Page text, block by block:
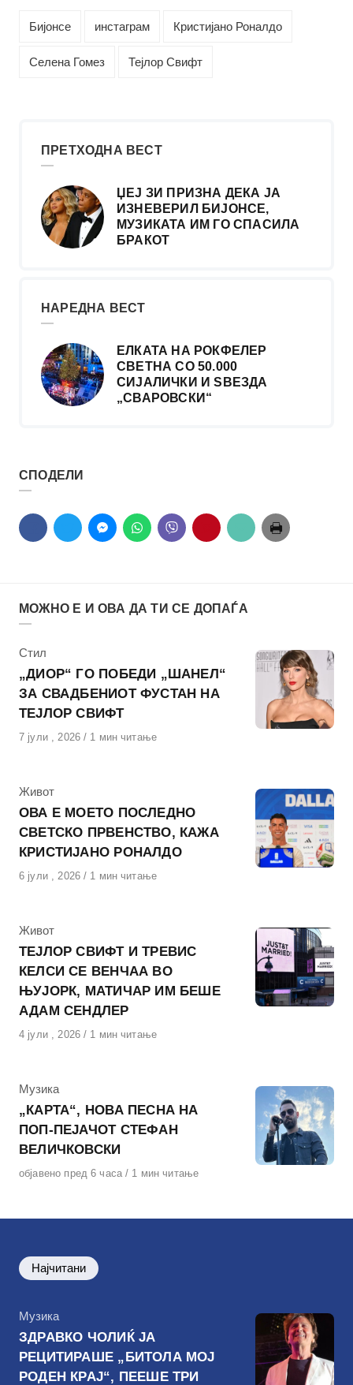
Бијонсе инстаграм Кристијано Роналдо
Селена Гомез Тејлор Свифт
ПРЕТХОДНА ВЕСТ
ЏЕЈ ЗИ ПРИЗНА ДЕКА ЈА
ИЗНЕВЕРИЛ БИЈОНСЕ,
МУЗИКАТА ИМ ГО СПАСИЛА
БРАКОТ
НАРЕДНА ВЕСТ
ЕЛКАТА НА РОКФЕЛЕР
СВЕТНА СО 50.000
СИЈАЛИЧКИ И ЅВЕЗДА
„СВАРОВСКИ“
СПОДЕЛИ
МОЖНО Е И ОВА ДА ТИ СЕ ДОПАЃА
КАтегорија
Стил
„ДИОР“ ГО ПОБЕДИ „ШАНЕЛ“
ЗА СВАДБЕНИОТ ФУСТАН НА
ТЕЈЛОР СВИФТ
Објавено
7 јули , 2026 1 мин читање
КАтегорија
Живот
ОВА Е МОЕТО ПОСЛЕДНО
СВЕТСКО ПРВЕНСТВО, КАЖА
КРИСТИЈАНО РОНАЛДО
Објавено
6 јули , 2026 1 мин читање
КАтегорија
Живот
ТЕЈЛОР СВИФТ И ТРЕВИС
КЕЛСИ СЕ ВЕНЧАА ВО
ЊУЈОРК, МАТИЧАР ИМ БЕШЕ
АДАМ СЕНДЛЕР
Објавено
4 јули , 2026 1 мин читање
КАтегорија
Музика
„КАРТА“, НОВА ПЕСНА НА
ПОП-ПЕЈАЧОТ СТЕФАН
ВЕЛИЧКОВСКИ
Објавено
објавено пред 6 часа 1 мин читање
Најчитани
КАтегорија
Музика
ЗДРАВКО ЧОЛИЌ ЈА
РЕЦИТИРАШЕ „БИТОЛА МОЈ
РОДЕН КРАЈ“, ПЕЕШЕ ТРИ